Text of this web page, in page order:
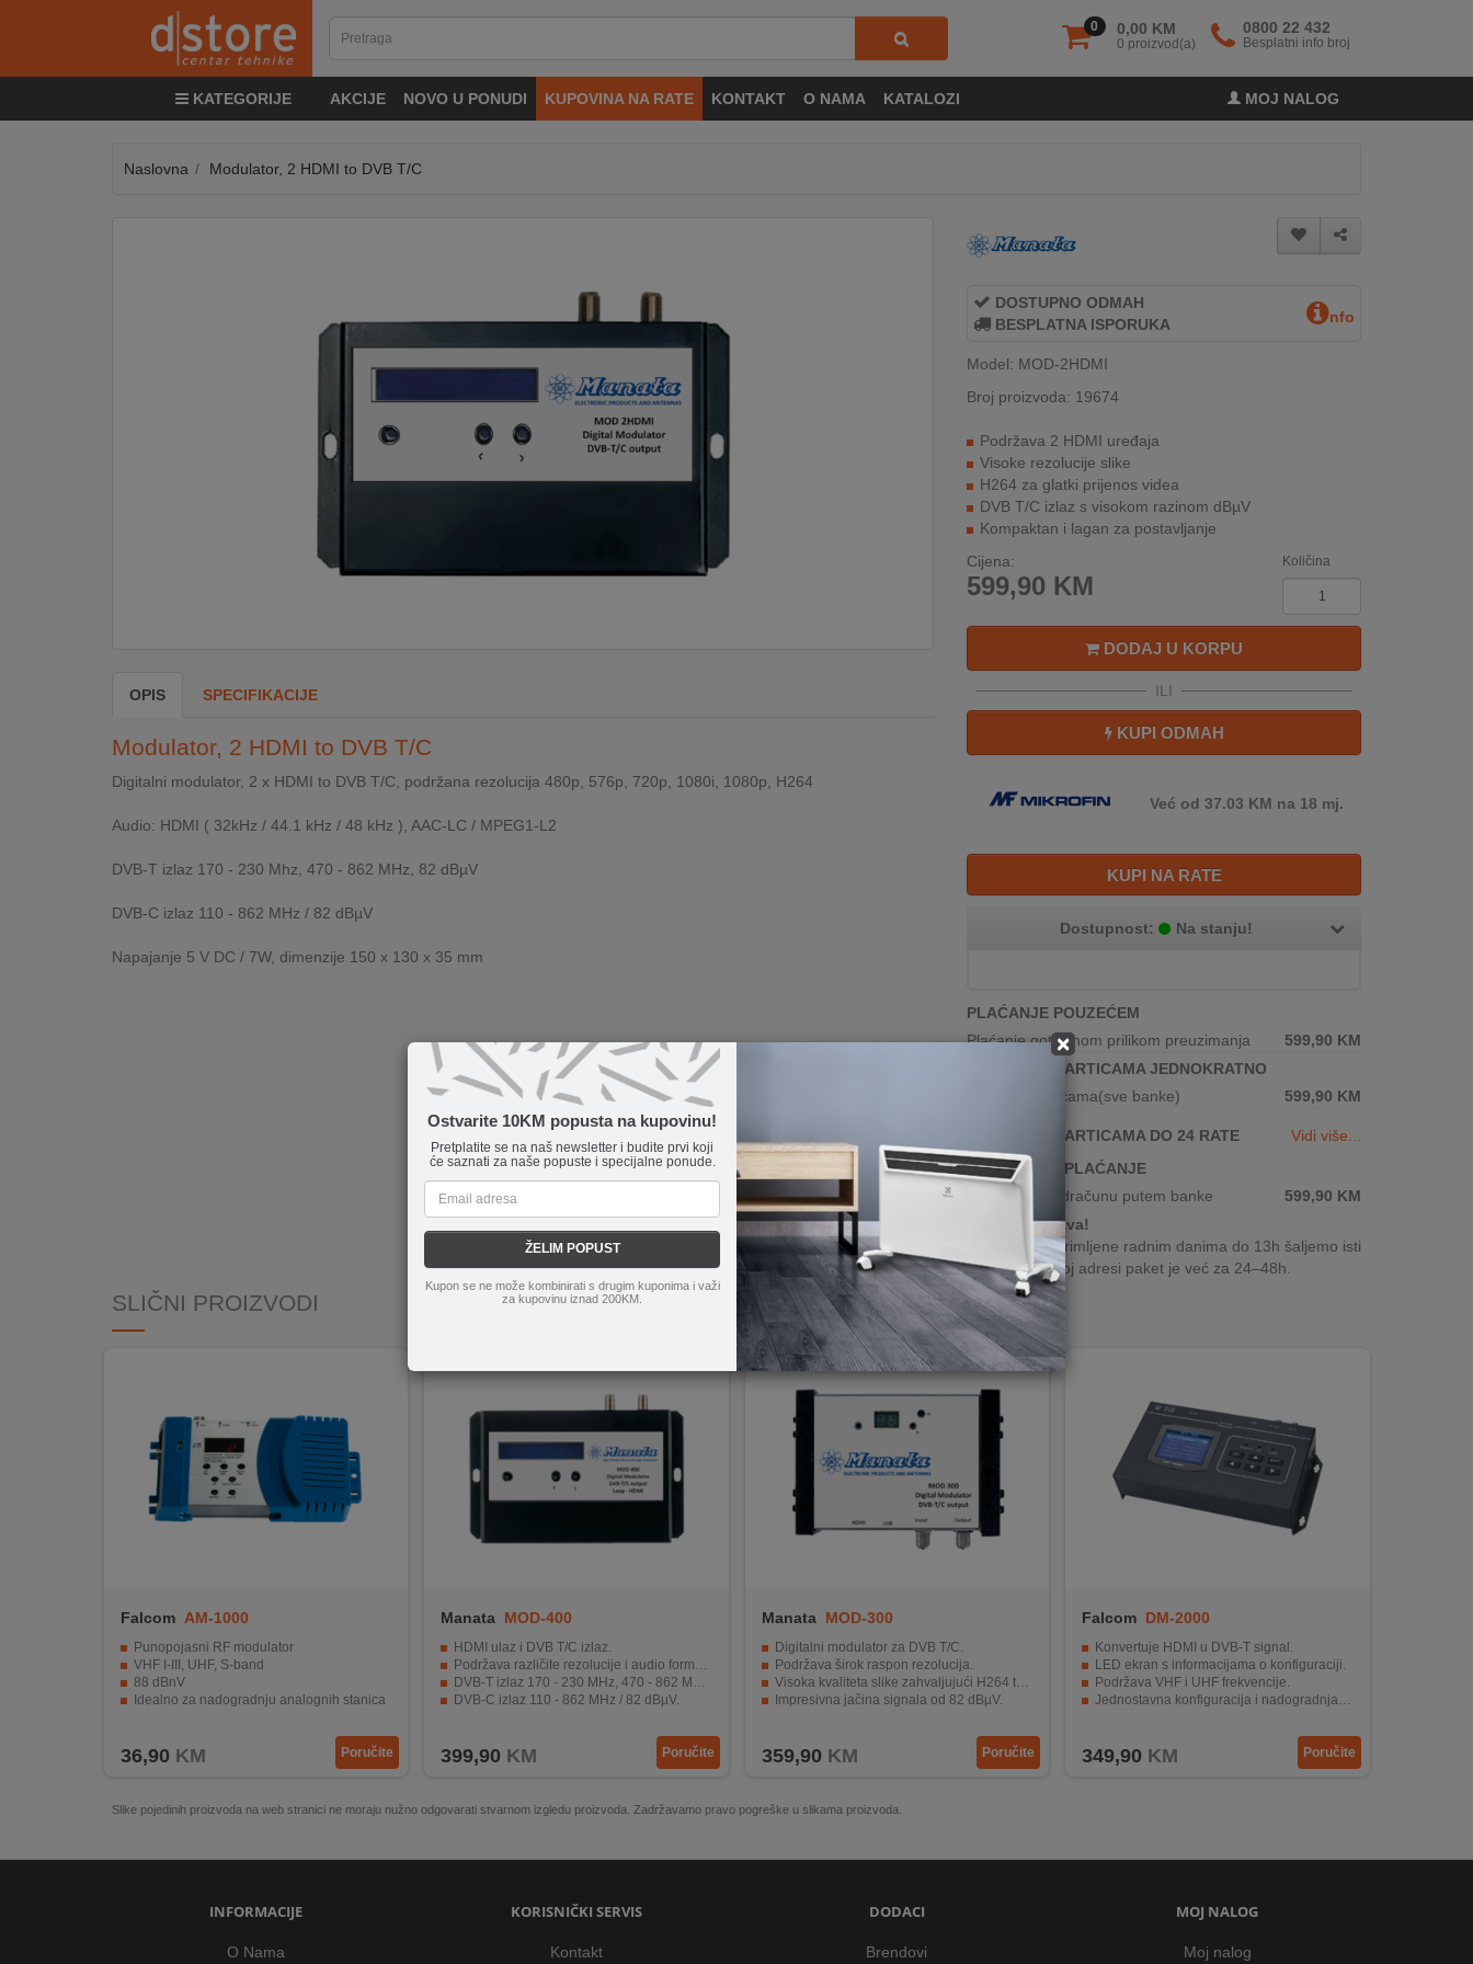
0 0,00 KM
0 proizvod(a)
0800 22 432
Besplatni info broj
KATEGORIJE AKCIJE NOVO U PONUDI KUPOVINA NA RATE KONTAKT O NAMA KATALOZI MOJ NALOG
&
KLIMATIZACIJA
INOSTRANSTVA
OZNAKE
×
Ostvarite 10KM popusta na kupovinu!
Pretplatite se na naš newsletter i budite prvi koji
će saznati za naše popuste i specijalne ponude.
ŽELIM POPUST
Kupon se ne može kombinirati s drugim kuponima i važi
za kupovinu iznad 200KM.
Naslovna Modulator, 2 HDMI to DVB T/C
OPIS SPECIFIKACIJE
Modulator, 2 HDMI to DVB T/C
Digitalni modulator, 2 x HDMI to DVB T/C, podržana rezolucija 480p, 576p, 720p, 1080i, 1080p, H264
Audio: HDMI ( 32kHz / 44.1 kHz / 48 kHz ), AAC-LC / MPEG1-L2
DVB-T izlaz 170 - 230 Mhz, 470 - 862 MHz, 82 dBµV
DVB-C izlaz 110 - 862 MHz / 82 dBµV
Napajanje 5 V DC / 7W, dimenzije 150 x 130 x 35 mm
DOSTUPNO ODMAH
BESPLATNA ISPORUKA
nfo
Model: MOD-2HDMI
Broj proizvoda: 19674
Podržava 2 HDMI uređaja
Visoke rezolucije slike
H264 za glatki prijenos videa
DVB T/C izlaz s visokom razinom dBµV
Kompaktan i lagan za postavljanje
Cijena:
599,90 KM
Količina
DODAJ U KORPU
ILI
KUPI ODMAH
Već od 37.03 KM na 18 mj.
KUPI NA RATE
Dostupnost: Na stanju!
PLAĆANJE POUZEĆEM
Plaćanje gotovinom prilikom preuzimanja
599,90 KM
PLAĆANJE KARTICAMA JEDNOKRATNO
Plaćanje karticama(sve banke)
599,90 KM
PLAĆANJE KARTICAMA DO 24 RATE
Vidi više...
VIRMANSKO PLAĆANJE
Uplata po predračunu putem banke
599,90 KM
Brza dostava!
Narudžbe zaprimljene radnim danima do 13h šaljemo isti
dan, a na Vašoj adresi paket je već za 24–48h.
SLIČNI PROIZVODI
Falcom AM-1000
Punopojasni RF modulator
VHF I-III, UHF, S-band
88 dBnV
Idealno za nadogradnju analognih stanica
36,90 KM Poručite
Manata MOD-400
HDMI ulaz i DVB T/C izlaz.
Podržava različite rezolucije i audio formate.
DVB-T izlaz 170 - 230 MHz, 470 - 862 MHz, 82 dBµV.
DVB-C izlaz 110 - 862 MHz / 82 dBµV.
399,90 KM Poručite
Manata MOD-300
Digitalni modulator za DVB T/C.
Podržava širok raspon rezolucija.
Visoka kvaliteta slike zahvaljujući H264 tehnologiji.
Impresivna jačina signala od 82 dBµV.
359,90 KM Poručite
Falcom DM-2000
Konvertuje HDMI u DVB-T signal.
LED ekran s informacijama o konfiguraciji.
Podržava VHF i UHF frekvencije.
Jednostavna konfiguracija i nadogradnja softvera.
349,90 KM Poručite
Slike pojedinih proizvoda na web stranici ne moraju nužno odgovarati stvarnom izgledu proizvoda. Zadržavamo pravo pogreške u slikama proizvoda.
INFORMACIJE
O Nama
KORISNIČKI SERVIS
Kontakt
DODACI
Brendovi
MOJ NALOG
Moj nalog